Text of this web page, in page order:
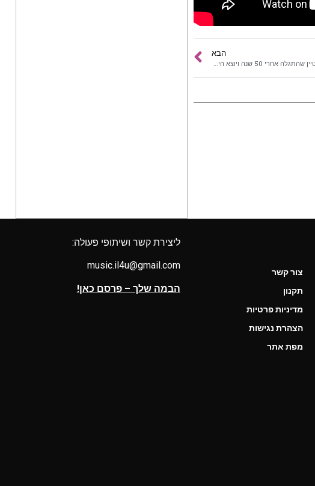
הבא
צור קשר
תקנון
מדיניות פרטיות
הצהרת נגישות
מפת אתר
ליצירת קשר ושיתופי פעולה:
music.il4u@gmail.com
הבמה שלך – פרסם כאן!